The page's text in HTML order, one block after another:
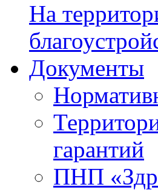
На
Документы
гарантий
ПНП